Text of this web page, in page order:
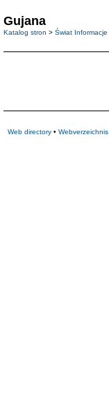
Gujana
Katalog stron > Świat Informacje
Web directory • Webverzeichnis